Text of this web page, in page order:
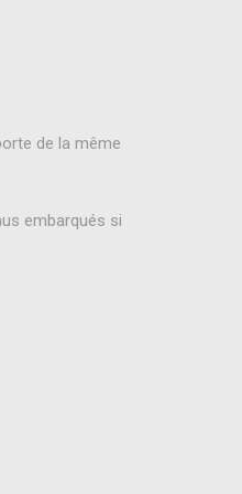
de la même
embarqués si